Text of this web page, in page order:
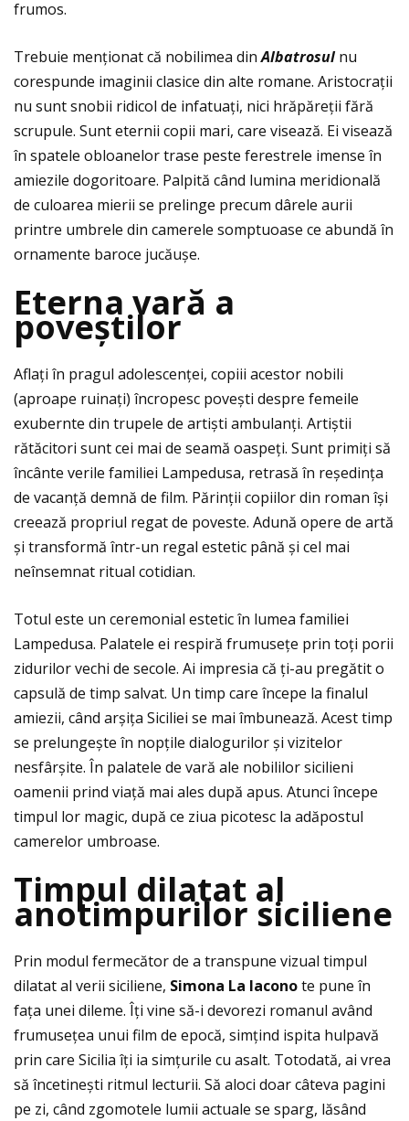
frumos.
Trebuie menţionat că nobilimea dinAlbatrosulnu
corespunde imaginii clasice din alte romane. Aristocraţii
nu sunt snobii ridicol de infatuaţi, nici hrăpăreţii fără
scrupule. Sunt eternii copii mari, care visează. Ei visează
în spatele obloanelor trase peste ferestrele imense în
amiezile dogoritoare. Palpită când lumina meridională
de culoarea mierii se prelinge precum dârele aurii
printre umbrele din camerele somptuoase ce abundă în
ornamente baroce jucăușe.
Eterna vară a
poveștilor
Aflaţi în pragul adolescenţei, copiii acestor nobili
(aproape ruinaţi) încropesc povești despre femeile
exubernte din trupele de artiști ambulanţi. Artiștii
rătăcitori sunt cei mai de seamă oaspeţi. Sunt primiţi să
încânte verile familiei Lampedusa, retrasă în reședinţa
de vacanţă demnă de film. Părinţii copiilor din roman își
creează propriul regat de poveste. Adună opere de artă
și transformă într-un regal estetic până și cel mai
neînsemnat ritual cotidian.
Totul este un ceremonial estetic în lumea familiei
Lampedusa. Palatele ei respiră frumuseţe prin toţi porii
zidurilor vechi de secole. Ai impresia că ţi-au pregătit o
capsulă de timp salvat. Un timp care începe la finalul
amiezii, când arșiţa Siciliei se mai îmbunează. Acest timp
se prelungește în nopţile dialogurilor și vizitelor
nesfârșite. În palatele de vară ale nobililor sicilieni
oamenii prind viaţă mai ales după apus. Atunci începe
timpul lor magic, după ce ziua picotesc la adăpostul
camerelor umbroase.
Timpul dilatat al
anotimpurilor siciliene
Prin modul fermecător de a transpune vizual timpul
dilatat al verii siciliene, Simona La Iaconote pune în
faţa unei dileme. Îţi vine să-i devorezi romanul având
frumuseţea unui film de epocă, simţind ispita hulpavă
prin care Sicilia îţi ia simţurile cu asalt. Totodată, ai vrea
să încetinești ritmul lecturii. Să aloci doar câteva pagini
pe zi, când zgomotele lumii actuale se sparg, lăsând